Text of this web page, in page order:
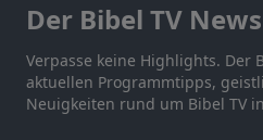
Der Bibel TV
Verpasse keine Highlights. Der
aktuellen Programmtipps,
Neuigkeiten rund um Bibel TV